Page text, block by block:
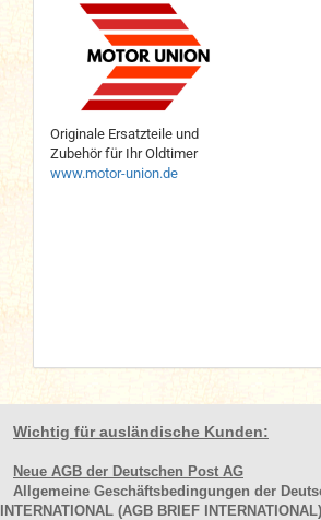
Originale Ersatzteile und
Zubehör für Ihr Oldtimer
www.motor-union.de
Wichtig für ausländische Kunden:
Neue AGB der Deutschen Post AG
Allgemeine Geschäftsbedingungen der
INTERNATIONAL (AGB BRIEF INTERNATIONAL)